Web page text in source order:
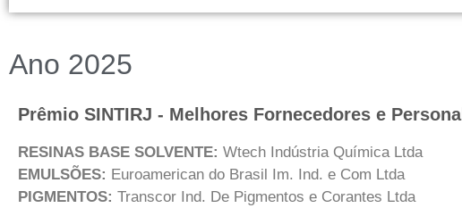
Ano 2025
Prêmio SINTIRJ - Melhores Fornecedores e
RESINAS BASE SOLVENTE: Wtech Indústria Química Ltda
EMULSÕES: Euroamerican do Brasil Im. Ind. e Com Ltda
PIGMENTOS: Transcor Ind. De Pigmentos e Corantes Ltda